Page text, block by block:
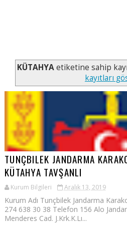
KÜTAHYAetiketine sahip
kayıtları
TUNÇBILEK JANDARMA
KÜTAHYA TAVŞANLI
Kurum Bilgileri Aralık 13, 2019
Kurum Adı Tunçbilek Jandarma
274 638 30 38 Telefon 156 Alo
Menderes Cad. J.Krk.K.Lı...